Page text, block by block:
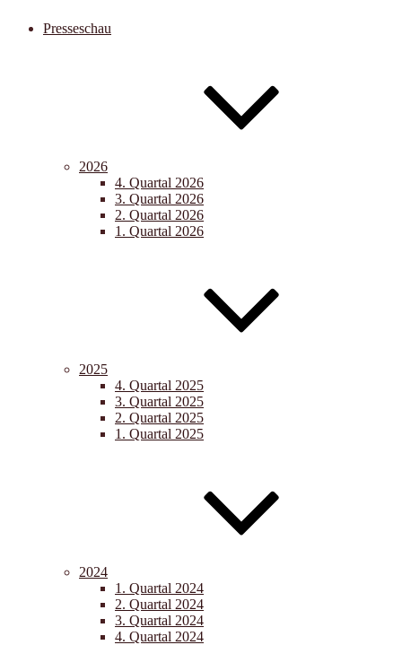
Presseschau
2026
4. Quartal 2026
3. Quartal 2026
2. Quartal 2026
1. Quartal 2026
2025
4. Quartal 2025
3. Quartal 2025
2. Quartal 2025
1. Quartal 2025
2024
1. Quartal 2024
2. Quartal 2024
3. Quartal 2024
4. Quartal 2024